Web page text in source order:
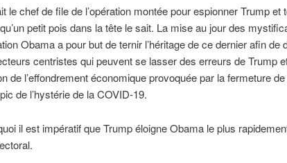
le chef de file de l’opération montée pour espionner Trump et
petit pois dans la tête le sait. La mise au jour des
Obama a pour but de ternir l’héritage de ce dernier afin de
centristes qui peuvent se lasser des erreurs de Trump
de l’effondrement économique provoquée par la fermeture de
de l’hystérie de la COVID-19.
il est impératif que Trump éloigne Obama le plus